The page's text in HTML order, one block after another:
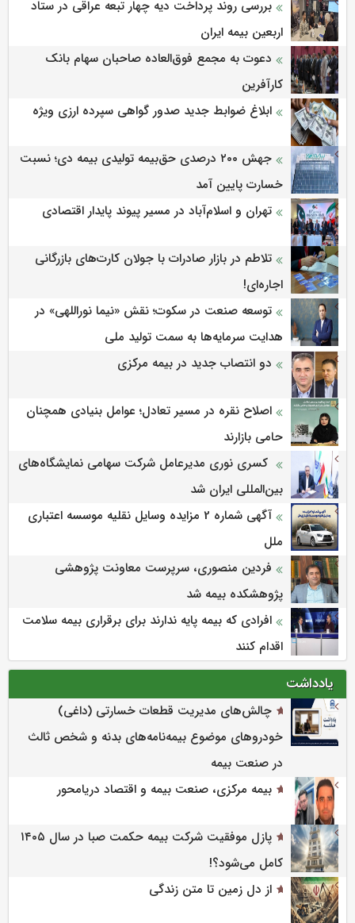
بررسی روند پرداخت دیه چهار تبعه عراقی در ستاد
اربعین بیمه ایران
دعوت به مجمع فوق‌العاده صاحبان سهام بانک
کارآفرین
ابلاغ ضوابط جدید صدور گواهی سپرده ارزی ویژه
جهش ۲۰۰ درصدی حق‌بیمه تولیدی بیمه دی؛ نسبت
خسارت پایین آمد
تهران و اسلام‌آباد در مسیر پیوند پایدار اقتصادی
تلاطم در بازار صادرات با جولان کارت‌های بازرگانی
اجاره‌ای!
توسعه صنعت در سکوت؛ نقش «نیما نوراللهی» در
هدایت سرمایه‌ها به سمت تولید ملی
دو انتصاب جدید در بیمه مرکزی
اصلاح نقره در مسیر تعادل؛ عوامل بنیادی همچنان
حامی بازارند
کسری نوری مدیرعامل شرکت سهامی نمایشگاه‌های
بین‌المللی ایران شد
آگهی شماره 2 مزایده وسایل نقلیه موسسه اعتباری
ملل
فردین منصوری، سرپرست معاونت پژوهشی
پژوهشكده بیمه شد
افرادی که بیمه پایه ندارند برای برقراری بیمه سلامت
اقدام کنند
یادداشت
چالش‌های مدیریت قطعات خسارتی (داغی)
خودروهای موضوع بیمه‌نامه‌های بدنه و شخص ثالث
در صنعت بیمه
بیمه مرکزی، صنعت بیمه و اقتصاد دریامحور
پازل موفقیت شرکت بیمه حکمت صبا در سال ۱۴۰۵
کامل می‌شود؟!
از دل زمین تا متن زندگی